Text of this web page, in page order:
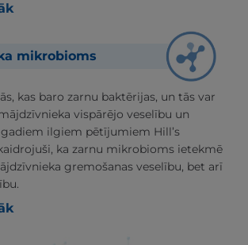
mikrobioms
kas baro zarnu baktērijas, un tās var
vispārējo veselību un
ilgiem pētījumiem Hill’s
ka zarnu mikrobioms ietekmē
gremošanas veselību, bet arī